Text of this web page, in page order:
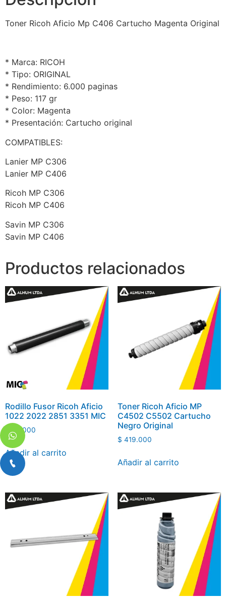
Toner Ricoh Aficio Mp C406 Cartucho Magenta Original
* Marca: RICOH
* Tipo: ORIGINAL
* Rendimiento: 6.000 paginas
* Peso: 117 gr
* Color: Magenta
* Presentación: Cartucho original
COMPATIBLES:
Lanier MP C306
Lanier MP C406
Ricoh MP C306
Ricoh MP C406
Savin MP C306
Savin MP C406
Productos relacionados
Rodillo Fusor Ricoh Aficio
1022 2022 2851 3351 MIC
79.000
Añadir al carrito
Toner Ricoh Aficio MP
C4502 C5502 Cartucho
Negro Original
$ 419.000
Añadir al carrito